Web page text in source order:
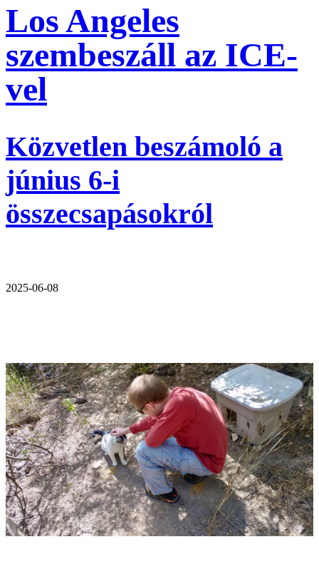
Los Angeles
szembeszáll az ICE-
vel
Közvetlen beszámoló a
június 6-i
összecsapásokról
2025-06-08